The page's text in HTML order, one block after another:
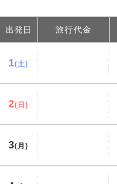
出発日 旅行代金
1(土)
2(日)
3(月)